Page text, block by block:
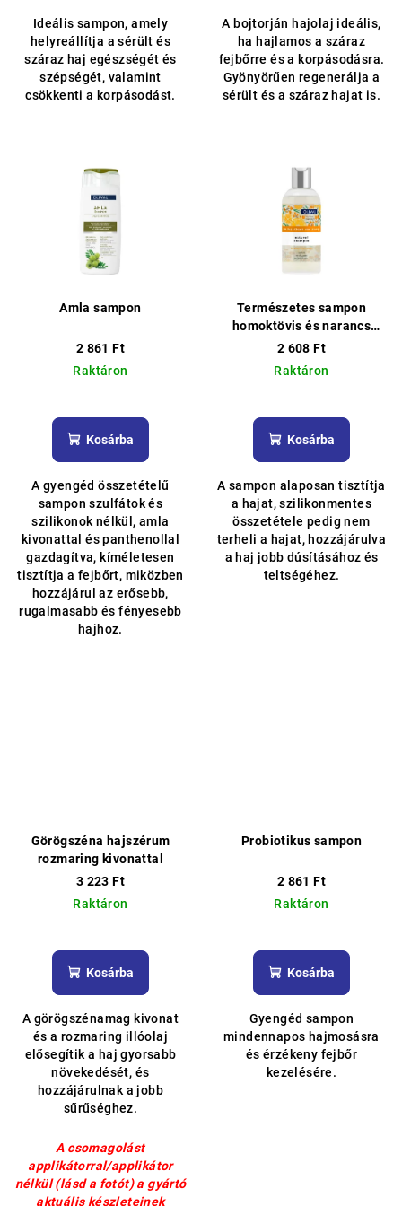
ből
5,0
csillag.
Ideális sampon, amely
helyreállítja a sérült és
száraz haj egészségét és
szépségét, valamint
csökkenti a korpásodást.
ből
2,0
csillag.
A bojtorján hajolaj ideális,
ha hajlamos a száraz
fejbőrre és a korpásodásra.
Gyönyörűen regenerálja a
sérült és a száraz hajat is.
Amla sampon
2 861 Ft
Raktáron
Kosárba
A gyengéd összetételű
sampon szulfátok és
szilikonok nélkül, amla
kivonattal és panthenollal
gazdagítva, kíméletesen
tisztítja a fejbőrt, miközben
hozzájárul az erősebb,
rugalmasabb és fényesebb
hajhoz.
Természetes sampon
homoktövis és narancs
kivonattal
2 608 Ft
Raktáron
Kosárba
A sampon alaposan tisztítja
a hajat, szilikonmentes
összetétele pedig nem
terheli a hajat, hozzájárulva
a haj jobb dúsításához és
teltségéhez.
Görögszéna hajszérum
rozmaring kivonattal
3 223 Ft
Raktáron
Kosárba
A görögszénamag kivonat
és a rozmaring illóolaj
elősegítik a haj gyorsabb
növekedését, és
hozzájárulnak a jobb
sűrűséghez.
A csomagolást
applikátorral/applikátor
nélkül (lásd a fotót) a gyártó
aktuális készleteinek
Probiotikus sampon
2 861 Ft
Raktáron
Kosárba
Gyengéd sampon
mindennapos hajmosásra
és érzékeny fejbőr
kezelésére.